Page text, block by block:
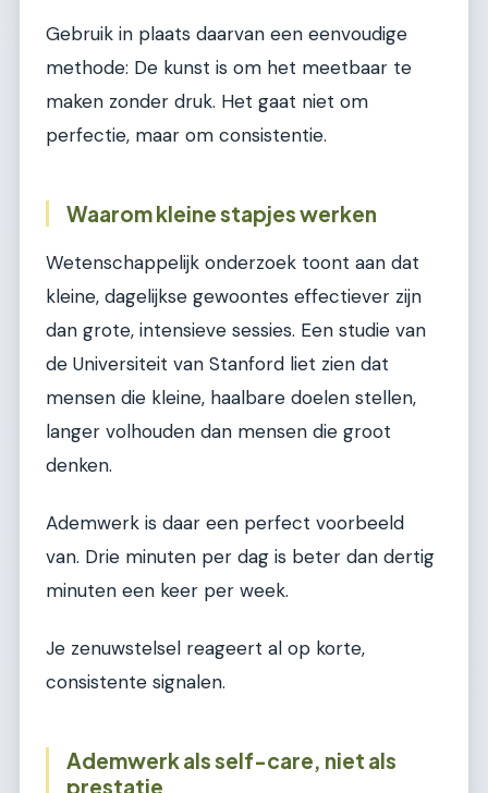
Gebruik in plaats daarvan een eenvoudige
methode: De kunst is om het meetbaar te
maken zonder druk. Het gaat niet om
perfectie, maar om consistentie.
Waarom kleine stapjes werken
Wetenschappelijk onderzoek toont aan dat
kleine, dagelijkse gewoontes effectiever zijn
dan grote, intensieve sessies. Een studie van
de Universiteit van Stanford liet zien dat
mensen die kleine, haalbare doelen stellen,
langer volhouden dan mensen die groot
denken.
Ademwerk is daar een perfect voorbeeld
van. Drie minuten per dag is beter dan dertig
minuten een keer per week.
Je zenuwstelsel reageert al op korte,
consistente signalen.
Ademwerk als self-care, niet als
prestatie